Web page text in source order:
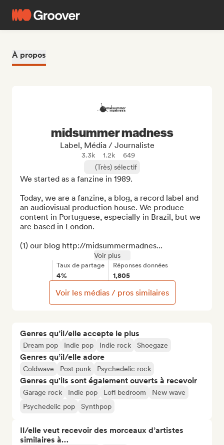
À propos
Genres qu’il/elle accepte le plus
Dream pop Indie pop Indie rock Shoegaze
Genres qu’il/elle adore
Coldwave Post punk Psychedelic rock
Genres qu'ils sont également ouverts à recevoir
Garage rock Indie pop Lofi bedroom
New wave
Psychedelic pop
Synthpop
Il/elle veut recevoir des morceaux d’artistes
similaires à…
midsummer madness
Label, Média / Journaliste
3.3k 1.2k
649
(Très) sélectif
We started as a fanzine in 1989.
Today, we are a fanzine, a blog, a record label and
an audiovisual production house. We produce
content in Portuguese, especially in Brazil, but we
are based in London.
(1) our blog http://midsummermadnes...
Voir plus
Taux de partage
4%
Réponses données
1,805
Voir les médias / pros similaires